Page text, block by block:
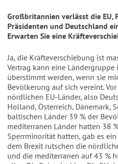
Großbritannien verlässt die EU,
Präsidenten und Deutschland
Erwarten Sie eine
Ja, die Kräfteverschiebung ist
Vertrag kann eine
überstimmt werden, wenn sie
Bevölkerung auf sich vereint.
nördlichen EU-Länder, also
Holland, Österreich, Dänemark,
baltischen Länder 39 % der
mediterranen Länder hatten 38
Sperrminorität hatten, gab es
dem Brexit rutschen die
und die mediterranen auf 43 %